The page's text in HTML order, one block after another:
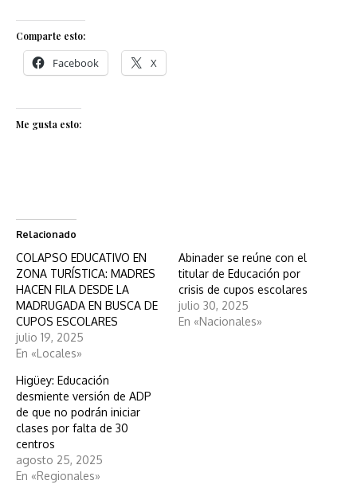
Comparte esto:
Facebook X
Me gusta esto:
Relacionado
COLAPSO EDUCATIVO EN
ZONA TURÍSTICA: MADRES
HACEN FILA DESDE LA
MADRUGADA EN BUSCA DE
CUPOS ESCOLARES
julio 19, 2025
En «Locales»
Abinader se reúne con el
titular de Educación por
crisis de cupos escolares
julio 30, 2025
En «Nacionales»
Higüey: Educación
desmiente versión de ADP
de que no podrán iniciar
clases por falta de 30
centros
agosto 25, 2025
En «Regionales»